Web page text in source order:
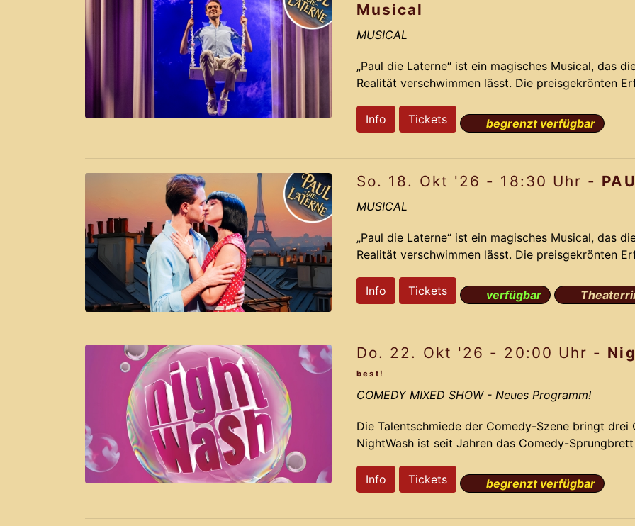
Musical
MUSICAL
„Paul die Laterne“ ist ein magisches Musical, das
Realität verschwimmen lässt. Die preisgekrönten
auf der dramatisch lustigen Story und den
aus dem Jahr 2012 gelingt Komponist Jochen
Pa
Info Tickets begrenzt verfügbar
So. 18. Okt '26 - 18:30 Uhr -
MUSICAL
„Paul die Laterne“ ist ein magisches Musical, das
Realität verschwimmen lässt. Die preisgekrönten
auf der dramatisch lustigen Story und den
aus dem Jahr 2012 gelingt Komponist Jochen
Pau
Info Tickets verfügbar
Do. 22. Okt '26 - 20:00 Uhr -
best!
COMEDY MIXED SHOW- Neues Programm!
Die Talentschmiede der Comedy-Szene bringt drei
NightWash ist seit Jahren das Comedy-
das in einem Kölner Waschsalon seinen Anfang
Stars und vor allem: unvorhersehbare, erstklassige
Info Tickets begrenzt verfügbar